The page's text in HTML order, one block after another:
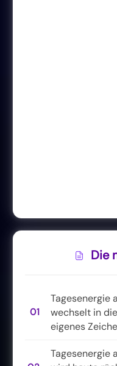
Die
01
Tagesenergie
wechselt in
eigenes
Tagesenergie